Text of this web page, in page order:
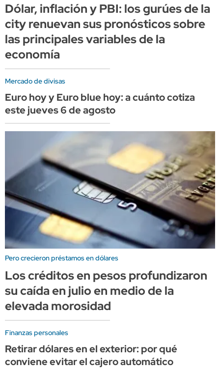
Dólar, inflación y PBI: los gurúes de la
city renuevan sus pronósticos sobre
las principales variables de la
economía
Mercado de divisas
Euro hoy y Euro blue hoy: a cuánto cotiza
este jueves 6 de agosto
Pero crecieron préstamos en dólares
Los créditos en pesos profundizaron
su caída en julio en medio de la
elevada morosidad
Finanzas personales
Retirar dólares en el exterior: por qué
conviene evitar el cajero automático